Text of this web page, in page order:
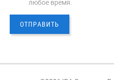
любое время.